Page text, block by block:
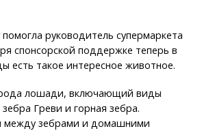
руководитель супермаркета
спонсорской поддержке теперь в
есть такое интересное животное.
лошади, включающий виды
Греви и горная зебра.
зебрами и домашними